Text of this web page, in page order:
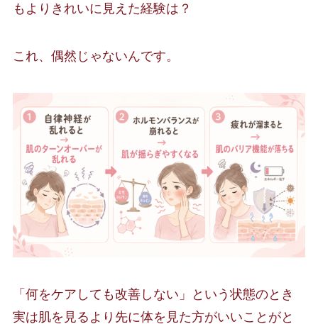
もよりきれいに見えた経験は？
これ、偶然じゃないんです。
「何をケアしても改善しない」という状態のとき
実は肌を見るより先に体を見た方がいいことがと